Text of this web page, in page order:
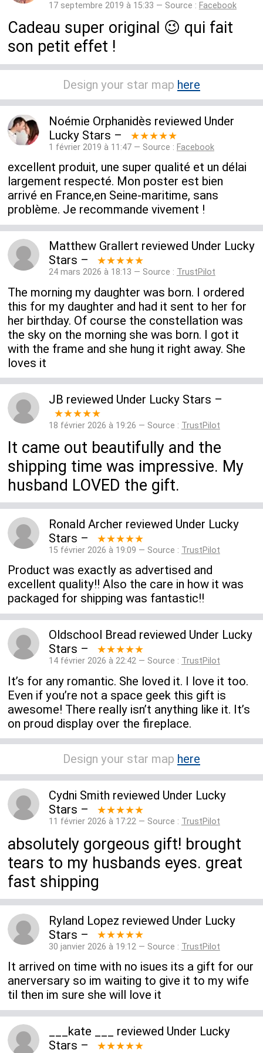
17 septembre 2019 à 15:33 — Source : Facebook
Cadeau super original 😉 qui fait
son petit effet !
Design your star map here
Noémie Orphanidès reviewed Under
Lucky Stars – ★★★★★
1 février 2019 à 11:47 — Source : Facebook
excellent produit, une super qualité et un délai
largement respecté. Mon poster est bien
arrivé en France,en Seine-maritime, sans
problème. Je recommande vivement !
Matthew Grallert reviewed Under Lucky
Stars – ★★★★★
24 mars 2026 à 18:13 — Source : TrustPilot
The morning my daughter was born. I ordered
this for my daughter and had it sent to her for
her birthday. Of course the constellation was
the sky on the morning she was born. I got it
with the frame and she hung it right away. She
loves it
JB reviewed Under Lucky Stars –
★★★★★
18 février 2026 à 19:26 — Source : TrustPilot
It came out beautifully and the
shipping time was impressive. My
husband LOVED the gift.
Ronald Archer reviewed Under Lucky
Stars – ★★★★★
15 février 2026 à 19:09 — Source : TrustPilot
Product was exactly as advertised and
excellent quality!! Also the care in how it was
packaged for shipping was fantastic!!
Oldschool Bread reviewed Under Lucky
Stars – ★★★★★
14 février 2026 à 22:42 — Source : TrustPilot
It’s for any romantic. She loved it. I love it too.
Even if you’re not a space geek this gift is
awesome! There really isn’t anything like it. It’s
on proud display over the fireplace.
Design your star map here
Cydni Smith reviewed Under Lucky
Stars – ★★★★★
11 février 2026 à 17:22 — Source : TrustPilot
absolutely gorgeous gift! brought
tears to my husbands eyes. great
fast shipping
Ryland Lopez reviewed Under Lucky
Stars – ★★★★★
30 janvier 2026 à 19:12 — Source : TrustPilot
It arrived on time with no isues its a gift for our
anerversary so im waiting to give it to my wife
til then im sure she will love it
___kate ___ reviewed Under Lucky
Stars – ★★★★★